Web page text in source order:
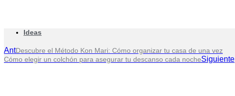
Ideas
AntDescubre el Método Kon Mari: Cómo organizar tu casa de una vez
Cómo elegir un colchón para asegurar tu descanso cada nocheSiguiente